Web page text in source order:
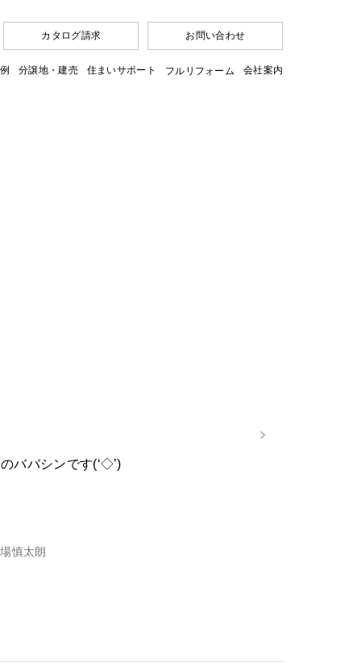
分譲地・建売 住まいサポート フルリフォーム 会社案内
カタログ請求 お問い合わせ
ババシンです(‘◇’)ゞ
慎太朗